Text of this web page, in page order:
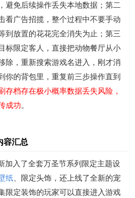
避免后续操作丢失本地数据；第二
看广告招揽，整个过程中不要手动
到放置的花花完全消失为止；第三
标限定客人，直接把动物餐厅从小
除，重新搜索游戏名进入，刚才消
你的背包里，重复前三步操作直到
存档存在极小概率数据丢失风险，
成功。
容汇总
加入了全套万圣节系列限定主题设
纸 、限定头饰，还上线了全新的宠
限定装饰的玩家可以直接进入游戏